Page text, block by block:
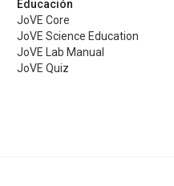
Educación
JoVE Core
JoVE Science Education
JoVE Lab Manual
JoVE Quiz